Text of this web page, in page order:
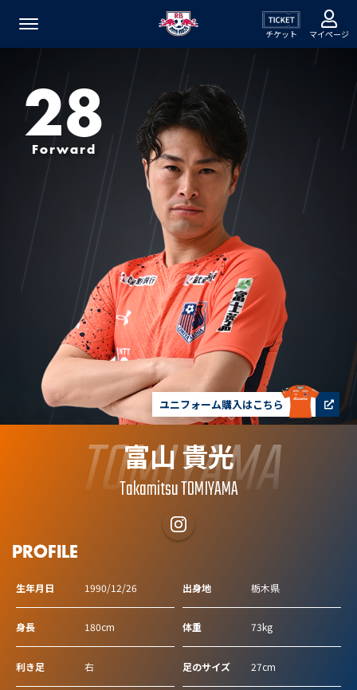
チケット マイページ
28
Forward
ユニフォーム購入はこちら
TOMIYAMA
富山 貴光
Takamitsu TOMIYAMA
PROFILE
生年月日 1990/12/26 出身地 栃木県
身長 180cm 体重 73kg
利き足 右 足のサイズ 27cm